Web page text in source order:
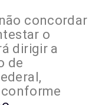
concordar
o
dirigir a
de